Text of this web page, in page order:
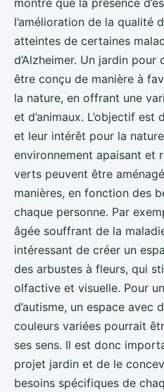
l’amélioration de la qualité
atteintes de certaines
d’Alzheimer. Un jardin
être conçu de manière à
la nature, en offrant une
et d’animaux. L’objectif
et leur intérêt pour la
environnement apaisant et
verts peuvent être
manières, en fonction des
chaque personne. Par
âgée souffrant de la
intéressant de créer un
des arbustes à fleurs, qui
olfactive et visuelle. Pour
d’autisme, un espace avec
couleurs variées pourrait
ses sens. Il est donc
projet jardin et de le
besoins spécifiques de